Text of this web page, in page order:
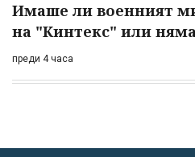
Имаше ли военният
на "Кинтекс" или
преди 4 часа